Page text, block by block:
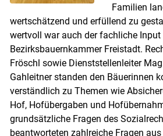
Familien
wertschätzend und erfüllend zu
wertvoll war auch der fachliche Input
Bezirksbauernkammer Freistadt.
Fröschl sowie Dienststellenleiter
Gahleitner standen den Bäuerinnen
verständlich zu Themen wie
Hof, Hofübergaben und
grundsätzliche Fragen des
beantworteten zahlreiche Fragen aus